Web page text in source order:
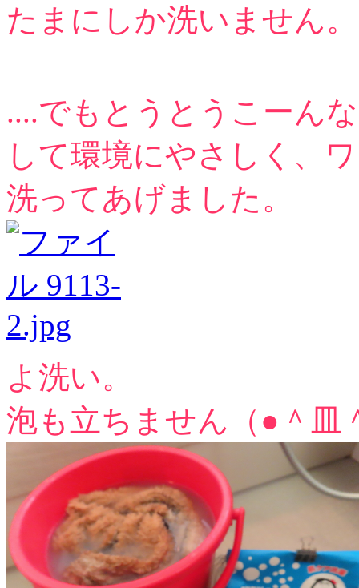
たまにしか洗いません。
....でもとうとうこーん
して環境にやさしく、
洗ってあげました。
よ洗い。
泡も立ちません（●＾皿